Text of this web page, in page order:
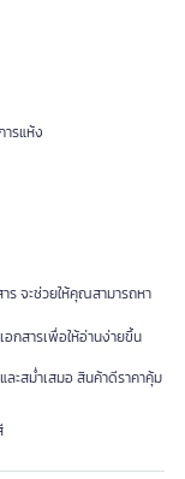
รแห้ง
ร จะช่วยให้คุณสามารถหา
กสารเพื่อให้อ่านง่ายขึ้น
ะสม่ำเสมอ สินค้าดีราคาคุ้ม